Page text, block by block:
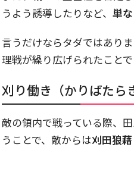
うよう誘導したりなど、 単
言うだけならタダではあり
理戦が繰り広げられたことで
刈り働き（かりばたら
敵の領内で戦っている際、
うことで、敵からは刈田狼藉